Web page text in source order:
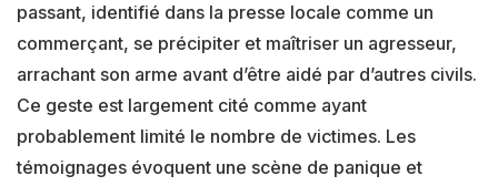
passant, identifié dans la presse locale comme un
commerçant, se précipiter et maîtriser un agresseur,
arrachant son arme avant d’être aidé par d’autres civils.
Ce geste est largement cité comme ayant
probablement limité le nombre de victimes. Les
témoignages évoquent une scène de panique et